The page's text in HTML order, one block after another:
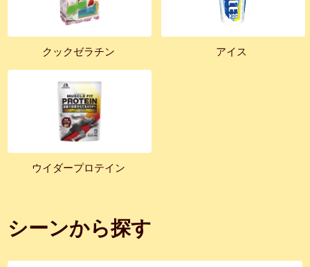
クックゼラチン アイス
ウイダープロテイン
シーンから探す